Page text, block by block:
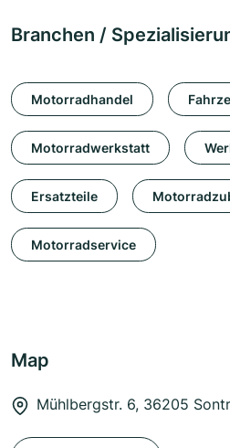
Branchen /
Motorradhandel
Motorradwerkstatt
Ersatzteile
Motorradservice
Map
Mühlbergstr. 6, 36205